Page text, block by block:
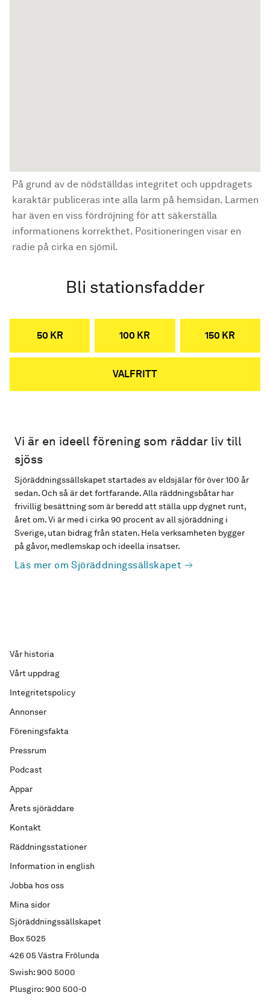
På grund av de nödställdas integritet och uppdragets
karaktär publiceras inte alla larm på hemsidan. Larmen
har även en viss fördröjning för att säkerställa
informationens korrekthet. Positioneringen visar en
radie på cirka en sjömil.
Bli stationsfadder
50 KR 100 KR 150 KR
VALFRITT
Vi är en ideell förening som räddar liv till
sjöss
Sjöräddningssällskapet startades av eldsjälar för över 100 år
sedan. Och så är det fortfarande. Alla räddningsbåtar har
frivillig besättning som är beredd att ställa upp dygnet runt,
året om. Vi är med i cirka 90 procent av all sjöräddning i
Sverige, utan bidrag från staten. Hela verksamheten bygger
på gåvor, medlemskap och ideella insatser.
Läs mer om Sjöräddningssällskapet
Sjöräddningssällskapet
Box 5025
426 05 Västra Frölunda
Swish: 900 5000
Plusgiro: 900 500-0
Vår historia
Vårt uppdrag
Integritetspolicy
Annonser
Föreningsfakta
Pressrum
Podcast
Appar
Årets sjöräddare
Kontakt
Räddningsstationer
Information in english
Jobba hos oss
Mina sidor